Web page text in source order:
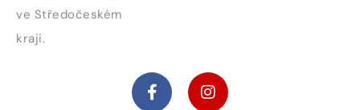
ve Středočeském
kraji.